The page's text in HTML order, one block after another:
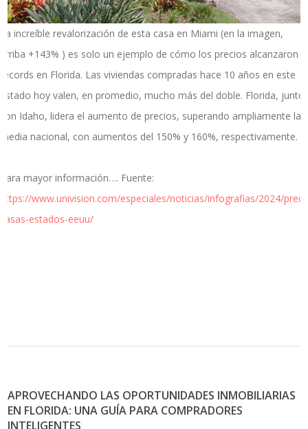
La increíble revalorización de esta casa en Miami (en la imagen,
arriba +143% ) es solo un ejemplo de cómo los precios alcanzaron
récords en Florida. Las viviendas compradas hace 10 años en este
estado hoy valen, en promedio, mucho más del doble. Florida, junto
con Idaho, lidera el aumento de precios, superando ampliamente la
media nacional, con aumentos del 150% y 160%, respectivamente.
Para mayor información…. Fuente:
https://www.univision.com/especiales/noticias/infografias/2024/
casas-estados-eeuu/
APROVECHANDO LAS OPORTUNIDADES INMOBILIARIAS
EN FLORIDA: UNA GUÍA PARA COMPRADORES
INTELIGENTES